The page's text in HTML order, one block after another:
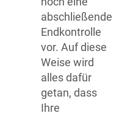
abschließende
Endkontrolle
vor. Auf diese
Weise wird
alles dafür
getan, dass
Ihre